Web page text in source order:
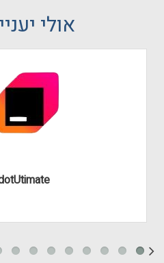
אולי